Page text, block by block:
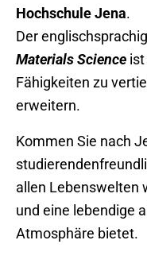
Hochschule Jena.
Der
Materials Science
Fähigkeiten zu
erweitern.
Kommen Sie nach
allen Lebenswelten
und eine lebendige
Atmosphäre bietet.